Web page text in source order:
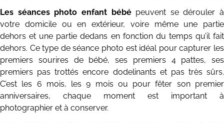
Les séances photo enfant bébépeuvent se dérouler à
votre domicile ou en extérieur, voire même une partie
dehors et une partie dedans en fonction du temps qu’il fait
dehors. Ce type de séance photo est idéal pour capturer les
premiers sourires de bébé, ses premiers 4 pattes, ses
premiers pas trottés encore dodelinants et pas très sûrs.
C’est les 6 mois, les 9 mois ou pour fêter son premier
anniversaires, chaque moment est important à
photographier et à conserver.